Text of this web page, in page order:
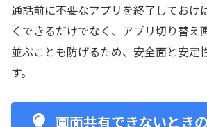
通話前に不要なアプリを終了しておけ
くできるだけでなく、アプリ切り替え
並ぶことも防げるため、安全面と安定
す。
画面共有できないとき